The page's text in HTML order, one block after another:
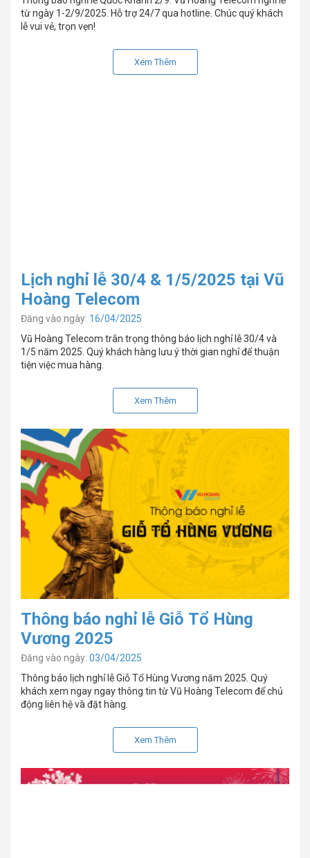
từ ngày 1-2/9/2025. Hỗ trợ 24/7 qua hotline. Chúc quý khách
lễ vui vẻ, trọn vẹn!
Xem Thêm
Lịch nghỉ lễ 30/4 & 1/5/2025 tại Vũ
Hoàng Telecom
Đăng vào ngày: 16/04/2025
Vũ Hoàng Telecom trân trọng thông báo lịch nghỉ lễ 30/4 và
1/5 năm 2025. Quý khách hàng lưu ý thời gian nghỉ để thuận
tiện việc mua hàng.
Xem Thêm
Thông báo nghỉ lễ Giỗ Tổ Hùng
Vương 2025
Đăng vào ngày: 03/04/2025
Thông báo lịch nghỉ lễ Giỗ Tổ Hùng Vương năm 2025. Quý
khách xem ngay ngay thông tin từ Vũ Hoàng Telecom để chủ
động liên hệ và đặt hàng.
Xem Thêm